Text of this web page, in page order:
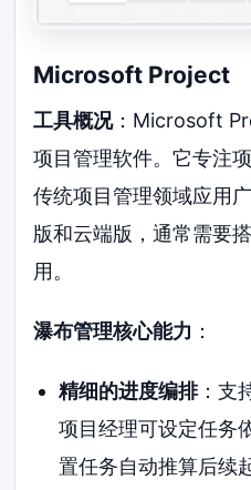
Microsoft Project
工具概况：Microsoft
项目管理软件。它专注
传统项目管理领域应用
版和云端版，通常需要
用。
瀑布管理核心能力 ：
精细的进度编排：支
项目经理可设定任务
置任务自动推算后续